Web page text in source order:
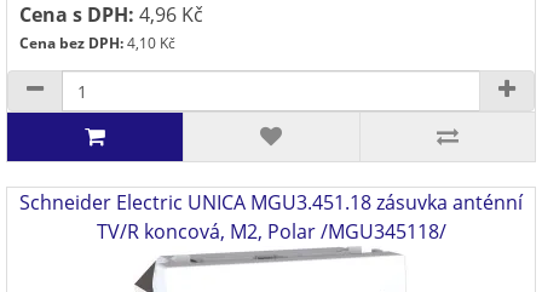
Cena s DPH: 4,96 Kč
Cena bez DPH:4,10 Kč
Schneider Electric UNICA MGU3.451.18 zásuvka anténní
TV/R koncová, M2, Polar /MGU345118/